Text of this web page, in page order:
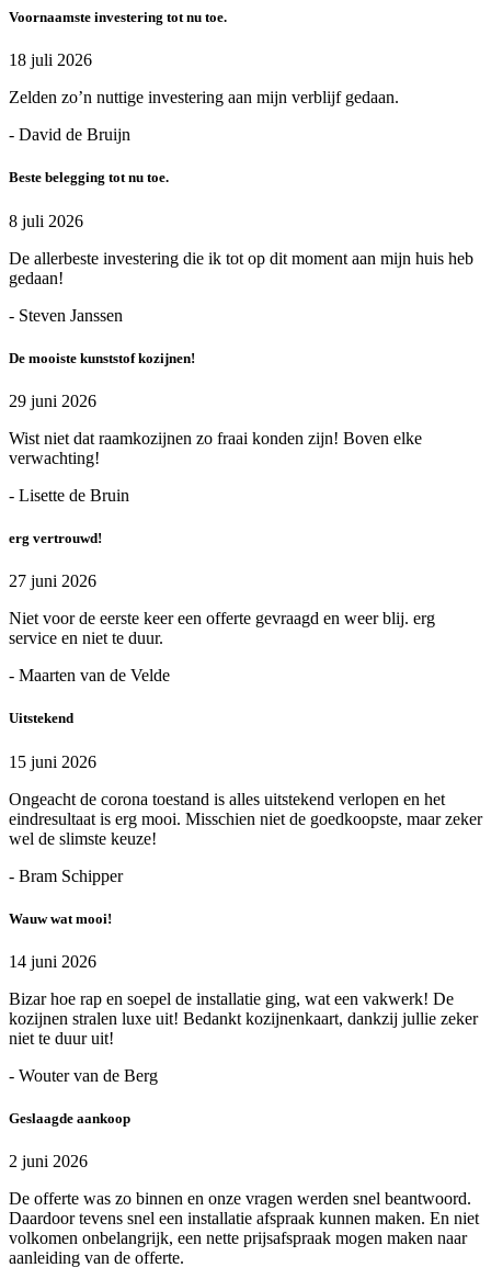
Voornaamste investering tot nu toe.
18 juli 2026
Zelden zo’n nuttige investering aan mijn verblijf gedaan.
- David de Bruijn
Beste belegging tot nu toe.
8 juli 2026
De allerbeste investering die ik tot op dit moment aan mijn huis heb
gedaan!
- Steven Janssen
De mooiste kunststof kozijnen!
29 juni 2026
Wist niet dat raamkozijnen zo fraai konden zijn! Boven elke
verwachting!
- Lisette de Bruin
erg vertrouwd!
27 juni 2026
Niet voor de eerste keer een offerte gevraagd en weer blij. erg
service en niet te duur.
- Maarten van de Velde
Uitstekend
15 juni 2026
Ongeacht de corona toestand is alles uitstekend verlopen en het
eindresultaat is erg mooi. Misschien niet de goedkoopste, maar zeker
wel de slimste keuze!
- Bram Schipper
Wauw wat mooi!
14 juni 2026
Bizar hoe rap en soepel de installatie ging, wat een vakwerk! De
kozijnen stralen luxe uit! Bedankt kozijnenkaart, dankzij jullie zeker
niet te duur uit!
- Wouter van de Berg
Geslaagde aankoop
2 juni 2026
De offerte was zo binnen en onze vragen werden snel beantwoord.
Daardoor tevens snel een installatie afspraak kunnen maken. En niet
volkomen onbelangrijk, een nette prijsafspraak mogen maken naar
aanleiding van de offerte.